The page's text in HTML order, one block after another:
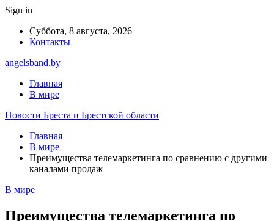
Sign in
Суббота, 8 августа, 2026
Контакты
angelsband.by
Главная
В мире
Новости Бреста и Брестской области
Главная
В мире
Преимущества телемаркетинга по сравнению с другими
каналами продаж
В мире
Преимущества телемаркетинга по